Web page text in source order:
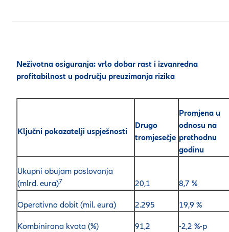
Neživotna osiguranja: vrlo dobar rast i izvanredna
profitabilnost u području preuzimanja rizika
Ključni pokazatelji uspješnosti
Drugo
tromjesečje
Promjena u
odnosu na
prethodnu
godinu
Ukupni obujam poslovanja
(mlrd. eura)7 20,1 8,7 %
Operativna dobit (mil. eura) 2.295 19,9 %
Kombinirana kvota (%) 91,2 -2,2 %-p